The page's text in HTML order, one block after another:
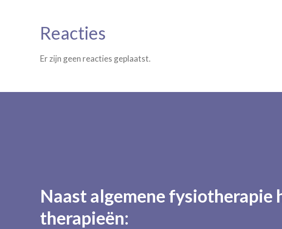
Reacties
Er zijn geen reacties geplaatst.
Naast algemene
therapieën: